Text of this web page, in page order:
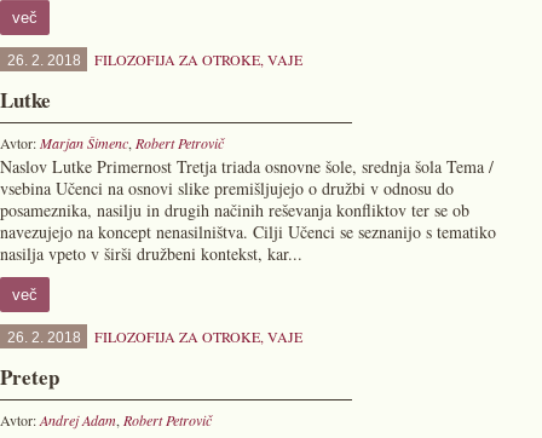
več
26. 2. 2018 FILOZOFIJA ZA OTROKE, VAJE
Lutke
Avtor:Marjan Šimenc, Robert Petrovič
Naslov Lutke Primernost Tretja triada osnovne šole, srednja šola Tema /
vsebina Učenci na osnovi slike premišljujejo o družbi v odnosu do
posameznika, nasilju in drugih načinih reševanja konfliktov ter se ob
navezujejo na koncept nenasilništva. Cilji Učenci se seznanijo s tematiko
nasilja vpeto v širši družbeni kontekst, kar...
več
26. 2. 2018 FILOZOFIJA ZA OTROKE, VAJE
Pretep
Avtor:Andrej Adam, Robert Petrovič